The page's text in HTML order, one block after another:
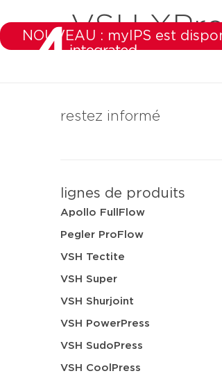
NOUVEAU : myIPS est
VSH
restez informé
lignes de produits
Apollo FullFlow
Pegler ProFlow
VSH Tectite
VSH Super
VSH Shurjoint
VSH PowerPress
VSH SudoPress
VSH CoolPress